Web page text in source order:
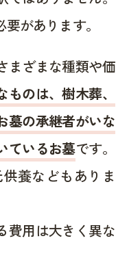
があります。
まざまな種類や価
ものは、樹木葬、
墓の承継者がいな
ているお墓です。
養などもありま
費用は大きく異な